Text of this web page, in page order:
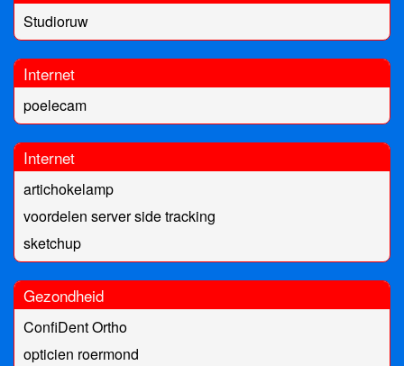
Studioruw
Internet
poelecam
Internet
artichokelamp
voordelen server side tracking
sketchup
Gezondheid
ConfiDent Ortho
opticien roermond